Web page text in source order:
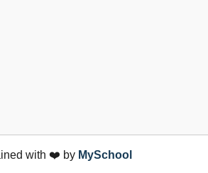
with ❤️ by MySchool